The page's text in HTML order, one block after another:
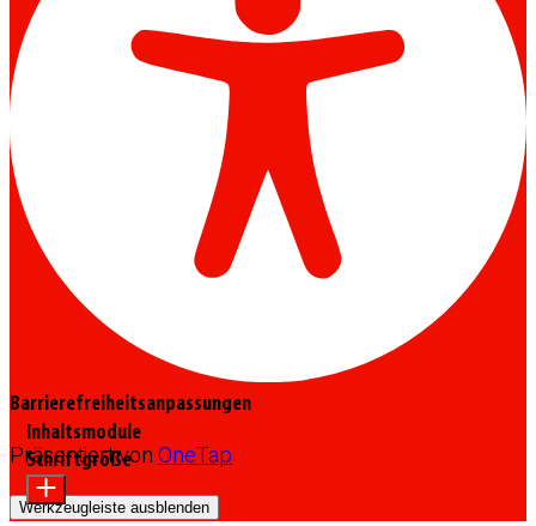
Barrierefreiheitsanpassungen
Präsentiert vonOneTap
Werkzeugleiste ausblenden
Inhaltsmodule
Schriftgröße